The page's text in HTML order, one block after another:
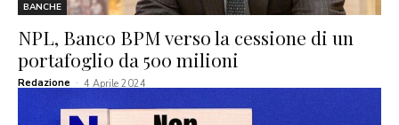
BANCHE
NPL, Banco BPM verso la cessione di un
portafoglio da 500 milioni
Redazione - 4 Aprile 2024